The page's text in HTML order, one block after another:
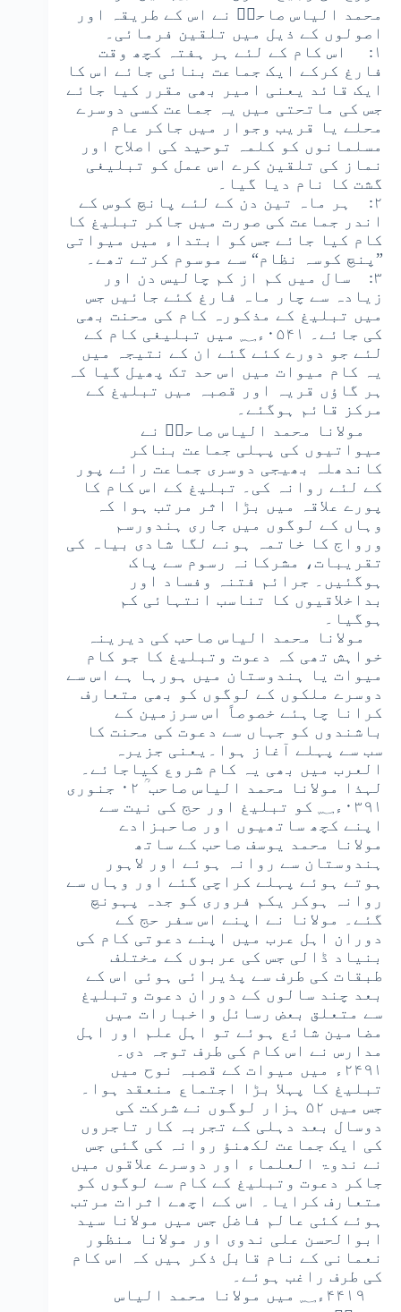
محمد الیاس صاحبؒ نے اس کے طریقہ اور
اصولوں کے ذیل میں تلقین فرمائی۔
۱: اس کام کے لئے ہر ہفتہ کچھ وقت
فارغ کرکے ایک جماعت بنائی جائے اس کا
ایک قائد یعنی امیر بھی مقرر کیا جائے
جس کی ماتحتی میں یہ جماعت کسی دوسرے
محلے یا قریب وجوار میں جاکر عام
مسلمانوں کو کلمہ توحید کی اصلاح اور
نماز کی تلقین کرے اس عمل کو تبلیغی
گشت کا نام دیا گیا۔
۲: ہر ماہ تین دن کے لئے پانچ کوس کے
اندر جماعت کی صورت میں جاکر تبلیغ کا
کام کیا جائے جس کو ابتداء میں میواتی
”پنچ کوسہ نظام“ سے موسوم کرتے تھے۔
۳: سال میں کم از کم چالیس دن اور
زیادہ سے چار ماہ فارغ کئے جائیں جس
میں تبلیغ کے مذکورہ کام کی محنت بھی
کی جائے۔ ۰۵۴۱ء؁ میں تبلیغی کام کے
لئے جو دورے کئے گئے ان کے نتیجہ میں
یہ کام میوات میں اس حد تک پھیل گیا کہ
ہر گاؤں قریہ اور قصبہ میں تبلیغ کے
مرکز قائم ہوگئے۔
مولانا محمد الیاس صاحبؒ نے
میواتیوں کی پہلی جماعت بناکر
کاندھلہ بھیجی دوسری جماعت رائے پور
کے لئے روانہ کی۔ تبلیغ کے اس کام کا
پورے علاقہ میں بڑا اثر مرتب ہوا کہ
وہاں کے لوگوں میں جاری ہندورسم
ورواج کا خاتمہ ہونے لگا شادی بیاہ کی
تقریبات، مشرکانہ رسوم سے پاک
ہوگئیں۔ جرائم فتنہ وفساد اور
بداخلاقیوں کا تناسب انتہائی کم
ہوگیا۔
مولانا محمد الیاس صاحب کی دیرینہ
خواہش تھی کہ دعوت وتبلیغ کا جو کام
میوات یا ہندوستان میں ہورہا ہے اس سے
دوسرے ملکوں کے لوگوں کو بھی متعارف
کرانا چاہئے خصوصاً اس سرزمین کے
باشندوں کو جہاں سے دعوت کی محنت کا
سب سے پہلے آغاز ہوا۔یعنی جزیرہ
العرب میں بھی یہ کام شروع کیاجائے۔
لہذا مولانا محمد الیاس صاحب ؒ ۰۲ جنوری
۰۳۹۱ء؁ کو تبلیغ اور حج کی نیت سے
اپنے کچھ ساتھیوں اور صاحبزادے
مولانا محمد یوسف صاحب کے ساتھ
ہندوستان سے روانہ ہوئے اور لاہور
ہوتے ہوئے پہلے کراچی گئے اور وہاں سے
روانہ ہوکر یکم فروری کو جدہ پہونچ
گئے۔ مولانا نے اپنے اس سفر حج کے
دوران اہل عرب میں اپنے دعوتی کام کی
بنیاد ڈالی جس کی عربوں کے مختلف
طبقات کی طرف سے پذیرائی ہوئی اس کے
بعد چند سالوں کے دوران دعوت وتبلیغ
سے متعلق بعض رسائل واخبارات میں
مضامین شائع ہوئے تو اہل علم اور اہل
مدارس نے اس کام کی طرف توجہ دی۔
۲۴۹۱ء میں میوات کے قصبہ نوح میں
تبلیغ کا پہلا بڑا اجتماع منعقد ہوا۔
جس میں ۵۲ ہزار لوگوں نے شرکت کی
دوسال بعد دہلی کے تجربہ کار تاجروں
کی ایک جماعت لکھنؤ روانہ کی گئی جس
نے ندوۃ العلماء اور دوسرے علاقوں میں
جاکر دعوت وتبلیغ کے کام سے لوگوں کو
متعارف کرایا۔ اس کے اچھے اثرات مرتب
ہوئے کئی عالم فاضل جس میں مولانا سید
ابوالحسن علی ندوی اور مولانا منظور
نعمانی کے نام قابل ذکر ہیں کہ اس کام
کی طرف راغب ہوئے۔
۴۴۱۹ء؁ میں مولانا محمد الیاس